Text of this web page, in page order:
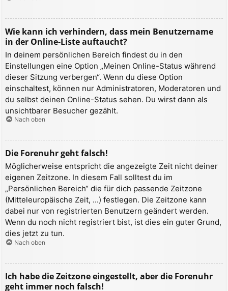
Wie kann ich verhindern, dass mein Benutzername
in der Online-Liste auftaucht?
In deinem persönlichen Bereich findest du in den
Einstellungen eine Option „Meinen Online-Status während
dieser Sitzung verbergen“. Wenn du diese Option
einschaltest, können nur Administratoren, Moderatoren und
du selbst deinen Online-Status sehen. Du wirst dann als
unsichtbarer Besucher gezählt.
Nach oben
Die Forenuhr geht falsch!
Möglicherweise entspricht die angezeigte Zeit nicht deiner
eigenen Zeitzone. In diesem Fall solltest du im
„Persönlichen Bereich“ die für dich passende Zeitzone
(Mitteleuropäische Zeit, ...) festlegen. Die Zeitzone kann
dabei nur von registrierten Benutzern geändert werden.
Wenn du noch nicht registriert bist, ist dies ein guter Grund,
dies jetzt zu tun.
Nach oben
Ich habe die Zeitzone eingestellt, aber die Forenuhr
geht immer noch falsch!